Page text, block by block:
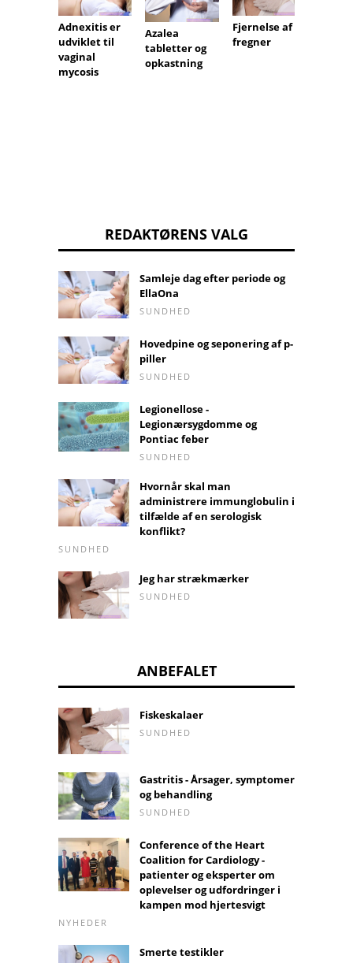
Adnexitis er
udviklet til
vaginal
mycosis
Azalea
tabletter og
opkastning
Fjernelse af
fregner
REDAKTØRENS VALG
Samleje dag efter periode og
EllaOna
SUNDHED
Hovedpine og seponering af p-
piller
SUNDHED
Legionellose -
Legionærsygdomme og
Pontiac feber
SUNDHED
Hvornår skal man
administrere immunglobulin i
tilfælde af en serologisk
konflikt?
SUNDHED
Jeg har strækmærker
SUNDHED
ANBEFALET
Fiskeskalaer
SUNDHED
Gastritis - Årsager, symptomer
og behandling
SUNDHED
Conference of the Heart
Coalition for Cardiology -
patienter og eksperter om
oplevelser og udfordringer i
kampen mod hjertesvigt
NYHEDER
Smerte testikler